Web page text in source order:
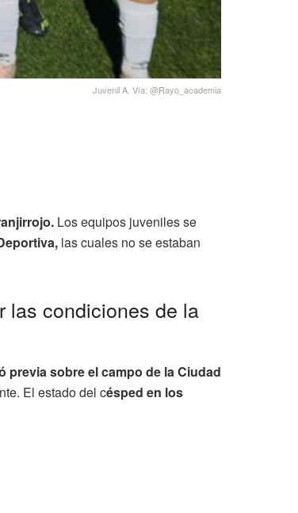
Juvenil A. Vía: @Rayo_academia
Los equipos juveniles se
las cuales no se estaban
las condiciones de la
sobre el campo de la Ciudad
El estado del césped en los